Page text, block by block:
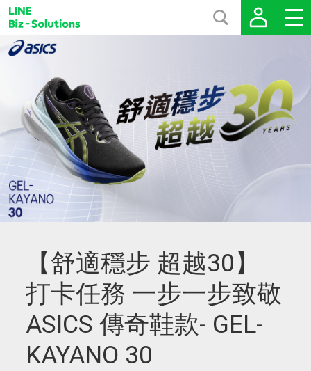
【舒適穩步 超越30】
打卡任務 一步一步致敬
ASICS 傳奇鞋款- GEL-
KAYANO 30